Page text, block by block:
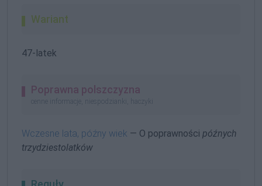
Wariant
47-latek
Poprawna polszczyzna
cenne informacje, niespodzianki, haczyki
Wczesne lata, późny wiek — O poprawności późnych
trzydziestolatków